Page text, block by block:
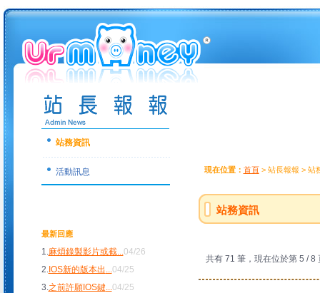
站務資訊
活動訊息
最新回應
1.麻煩錄製影片或截...04/26
2.IOS新的版本出...04/25
3.之前許願IOS鍵...04/25
現在位置： 首頁> 站長報報 > 站
站務資訊
共有 71 筆，現在位於第 5 / 8